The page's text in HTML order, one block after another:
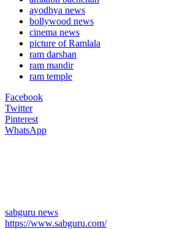
ayodhya news
bollywood news
cinema news
picture of Ramlala
ram darshan
ram mandir
ram temple
Facebook
Twitter
Pinterest
WhatsApp
sabguru news
https://www.sabguru.com/